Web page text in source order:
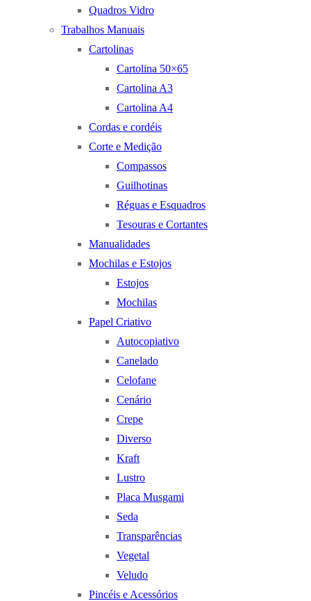
Quadros Vidro
Trabalhos Manuais
Cartolinas
Cartolina 50×65
Cartolina A3
Cartolina A4
Cordas e cordéis
Corte e Medição
Compassos
Guilhotinas
Réguas e Esquadros
Tesouras e Cortantes
Manualidades
Mochilas e Estojos
Estojos
Mochilas
Papel Criativo
Autocopiativo
Canelado
Celofane
Cenário
Crepe
Diverso
Kraft
Lustro
Placa Musgami
Seda
Transparências
Vegetal
Veludo
Pincéis e Acessórios